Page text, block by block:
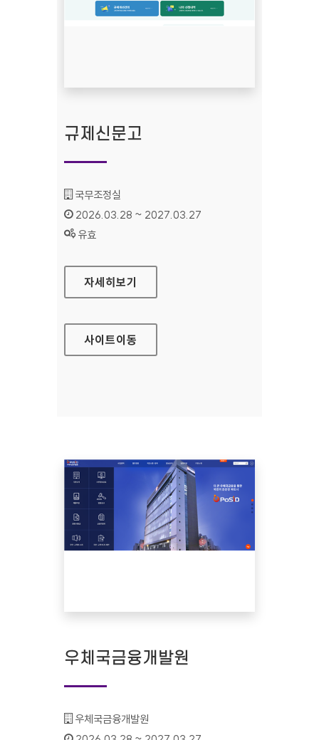
규제신문고
기관명 :
국무조정실
인증기간 :
2026.03.28 ~ 2027.03.27
상태 :
유효
규제신문고
자세히보기
사이트이동
우체국금융개발원
기관명 :
우체국금융개발원